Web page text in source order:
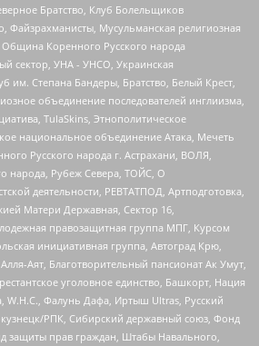
Братство, Клуб Болельщиков
Файзрахманисты, Мусульманская религиозная
Коренного Русского народа
сектор, УНА - УНСО, Украинская
им. Степана Бандеры, Братство, Белый Крест,
объединение последователей инглиизма,
TulaSkins, Этнополитическое
национальное объединение Атака, Мечеть
Русского народа г. Астрахани, ВОЛЯ,
народа, Рубеж Севера, ТОЙС, О
деятельности, РЕВТАТПОД, Артподготовка,
Матери Державная, Сектор 16,
правозащитная группа МПГ, Курсом
инициативная группа, Автоград Крю,
Аят, Благотворительный пансионат Ак Умут,
уголовное единство, Башкорт, Нация
W.H.С., Фалунь Дафа, Иртыш Ultras, Русский
РПК, Сибирский державный союз, Фонд
защиты прав граждан, Штабы Навального,